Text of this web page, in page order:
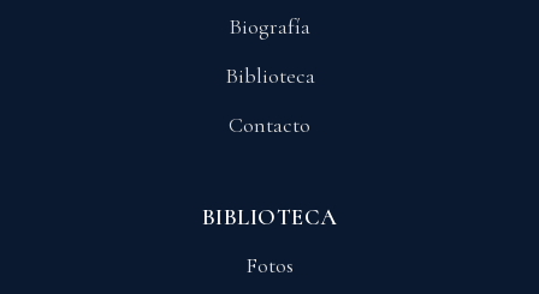
Biografía
Biblioteca
Contacto
BIBLIOTECA
Fotos